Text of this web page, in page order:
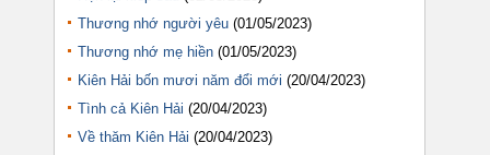
Thương nhớ người yêu (01/05/2023)
Thương nhớ mẹ hiền (01/05/2023)
Kiên Hải bốn mươi năm đổi mới (20/04/2023)
Tình cả Kiên Hải (20/04/2023)
Về thăm Kiên Hải (20/04/2023)